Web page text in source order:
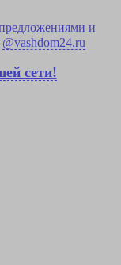
и
@vashdom24.ru
сети!